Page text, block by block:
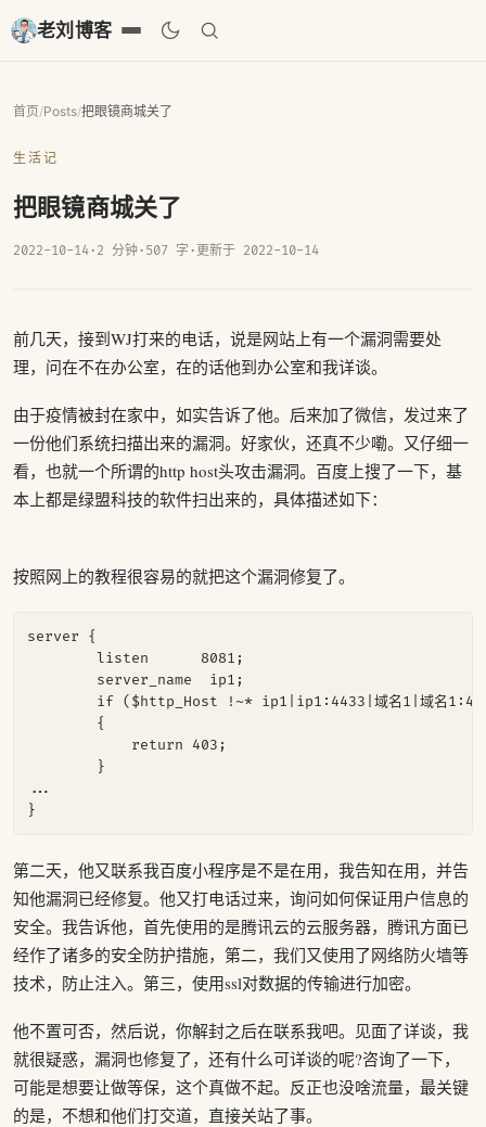
老刘博客
首页/Posts/把眼镜商城关了
生活记
把眼镜商城关了
2022-10-14· 2 分钟· 507 字 · 更新于 2022-10-14
前几天，接到WJ打来的电话，说是网站上有一个漏洞需要处
理，问在不在办公室，在的话他到办公室和我详谈。
由于疫情被封在家中，如实告诉了他。后来加了微信，发过来了
一份他们系统扫描出来的漏洞。好家伙，还真不少嘞。又仔细一
看，也就一个所谓的http host头攻击漏洞。百度上搜了一下，基
本上都是绿盟科技的软件扫出来的，具体描述如下：
按照网上的教程很容易的就把这个漏洞修复了。
server {
listen      8081;
server_name  ip1;
if ($http_Host !~* ip1|ip1:4433|域名1|域名
{
return 403;
}
...
第二天，他又联系我百度小程序是不是在用，我告知在用，并告
知他漏洞已经修复。他又打电话过来，询问如何保证用户信息的
安全。我告诉他，首先使用的是腾讯云的云服务器，腾讯方面已
经作了诸多的安全防护措施，第二，我们又使用了网络防火墙等
技术，防止注入。第三，使用ssl对数据的传输进行加密。
他不置可否，然后说，你解封之后在联系我吧。见面了详谈，我
就很疑惑，漏洞也修复了，还有什么可详谈的呢?咨询了一下，
可能是想要让做等保，这个真做不起。反正也没啥流量，最关键
的是，不想和他们打交道，直接关站了事。